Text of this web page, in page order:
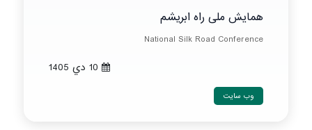
همایش ملی راه ابریشم
National Silk Road Conference
وب سایت